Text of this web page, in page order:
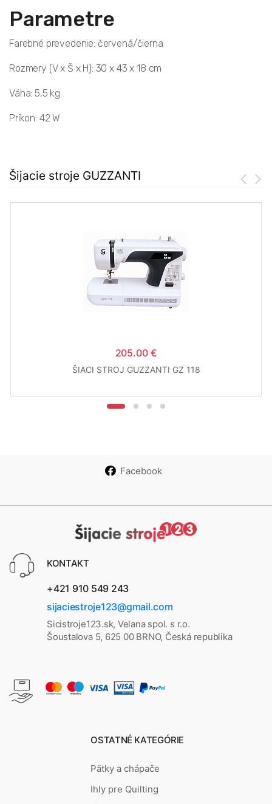
Parametre
Farebné prevedenie: červená/čierna
Rozmery (V x Š x H): 30 x 43 x 18 cm
Váha: 5,5 kg
Príkon: 42 W
Šijacie stroje GUZZANTI
205.00 €
ŠIACI STROJ GUZZANTI GZ 118
Facebook
KONTAKT
+421 910 549 243
sijaciestroje123@gmail.com
Sicistroje123.sk, Velana spol. s r.o.
Šoustalova 5, 625 00 BRNO, Česká republika
OSTATNÉ KATEGÓRIE
Pätky a chápače
Ihly pre Quilting